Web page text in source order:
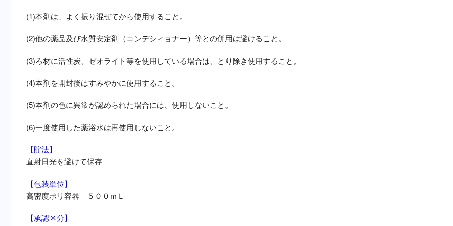
(1)本剤は、よく振り混ぜてから使用すること。
(2)他の薬品及び水質安定剤（コンデシィョナー）等との併用は避けること。
(3)ろ材に活性炭、ゼオライト等を使用している場合は、とり除き使用すること。
(4)本剤を開封後はすみやかに使用すること。
(5)本剤の色に異常が認められた場合には、使用しないこと。
(6)一度使用した薬浴水は再使用しないこと。
【貯法】
直射日光を避けて保存
【包装単位】
高密度ポリ容器 ５００ｍＬ
【承認区分】